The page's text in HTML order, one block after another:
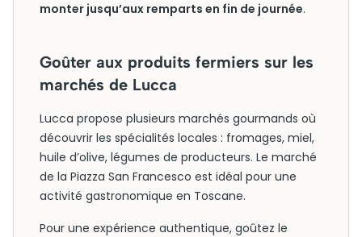
monter jusqu’aux remparts en fin de journée.
Goûter aux produits fermiers sur les
marchés de Lucca
Lucca propose plusieurs marchés gourmands où
découvrir les spécialités locales : fromages, miel,
huile d’olive, légumes de producteurs. Le marché
de la Piazza San Francesco est idéal pour une
activité gastronomique en Toscane.
Pour une expérience authentique, goûtez le